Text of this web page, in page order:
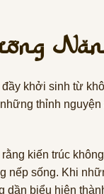
đầy khởi sinh từ
thỉnh
kiến trúc
nếp sống. Khi
dần biểu hiện